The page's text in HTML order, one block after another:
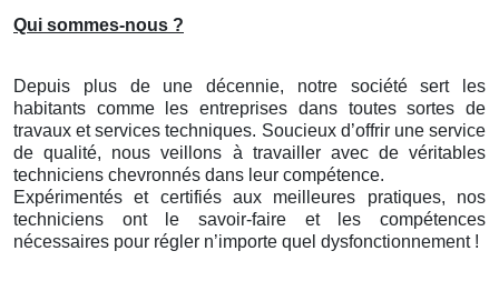
Qui sommes-nous ?
Depuis plus de une décennie, notre société sert les
habitants comme les entreprises dans toutes sortes de
travaux et services techniques. Soucieux d’offrir une service
de qualité, nous veillons à travailler avec de véritables
techniciens chevronnés dans leur compétence.
Expérimentés et certifiés aux meilleures pratiques, nos
techniciens ont le savoir-faire et les compétences
nécessaires pour régler n’importe quel dysfonctionnement !